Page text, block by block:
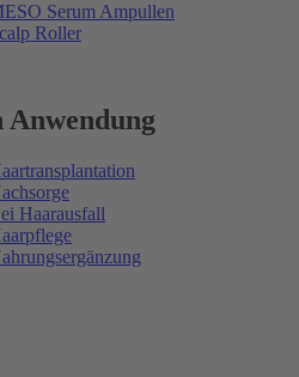
Serum Ampullen
Roller
Anwendung
Haarausfall